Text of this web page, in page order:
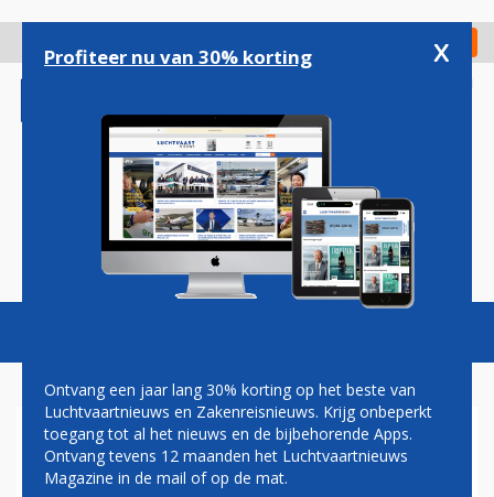
gaan
Check in
Magazine Podcasts Vacatures
ZWEEDSE UITBREIDING SAS
DOODSTEEK VOOR
Profiteer nu van 30% korting x
Ontvang een jaar lang 30% korting op het beste van
Luchtvaartnieuws en Zakenreisnieuws. Krijg onbeperkt
toegang tot al het nieuws en de bijbehorende Apps.
Ontvang tevens 12 maanden het Luchtvaartnieuws
Magazine in de mail of op de mat.